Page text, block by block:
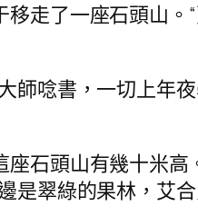
移走了一座石頭山
唸書，一切上年
座石頭山有幾十米
是翠綠的果林，艾